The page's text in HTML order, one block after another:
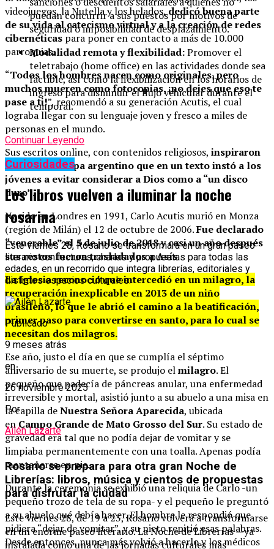
videojuegos, la Nutella y los helados,dedicó buena parte
de su vida al catecismo virtual y a la creación de redes
cibernéticas para poner en contacto a más de 10.000
parroquias.
“Todos los hombres nacen como originales, pero
muchos mueren como fotocopias, ¡no dejes que eso te
pase a ti!”, recomendó a su generación Acutis, el cual
lograba llegar con su lenguaje joven y fresco a miles de
personas en el mundo.
Sus escritos online, con contenidos religiosos, inspiraron
inclusive al papa argentino que en un texto instó a los
jóvenes a evitar considerar a Dios como a “un disco
duro”.
Nacido en Londres en 1991, Carlo Acutis murió en Monza
(región de Milán) el 12 de octubre de 2006.Fue declarado
“venerable” el 5 de julio de 2018 y casi un año después
sus restos fueron trasladados a Asís.
La Iglesia reconoció que intercedió en un milagro, la
recuperación inexplicable en 2013 de un niño
brasileño, lo que le abrió el camino a la beatificación,
primer paso para convertirse en santo, para lo cual se
necesitan dos milagros.
Ese año, justo el día en que se cumplía el séptimo
aniversario de su muerte, se produjo elmilagro. El
pequeño que padecía de páncreas anular, una enfermedad
irreversible y mortal, asistió junto a su abuelo a una misa en
la capilla deNuestra Señora Aparecida, ubicada
enCampo Grande de Mato Grosso del Sur. Su estado de
gravedad era tal que no podía dejar de vomitar y se
limpiaba permanentemente con una toalla. Apenas podía
mantenerse en pie.
Durante la ceremonia se exhibió una reliquia de Carlo -un
pequeño trozo de tela de su ropa- y el pequeño le preguntó
a su abuelo qué debía hacer. El hombre le respondió que
pidiera “dejar de vomitar”, y su nieto repitió esas palabras.
Desde entonces, nunca más volvió a hacerlo y los médicos
puedan concurrir a sus puestos por motivos de
seguridad o imposibilidad de desplazamiento.
Modalidad remota y flexibilidad:Promover el
teletrabajo (home office) en las actividades donde sea
factible, así como la flexibilización en los horarios de
ingreso para disminuir el flujo vehicular durante el
temporal.
Continuar Leyendo
Curiosidades
Los libros vuelven a iluminar la noche
rosarina
Este viernes 28, Rosario se transformará en un gran paseo
literario con lecturas, charlas y propuestas para todas las
edades, en un recorrido que integra librerías, editoriales y
distintos espacios culturales.
Publicado
9 meses atrás
en
26 noviembre 2025
Por
Ailén Lazarte
Rosario se prepara para otra gran Noche de
Librerías: libros, música y cientos de propuestas
para disfrutar la ciudad
Este viernes 28, de 19 a 23, Rosario volverá a transformarse
en un enorme paseo literario. La Noche de Librerías —ya
instalada como una de las jornadas culturales más